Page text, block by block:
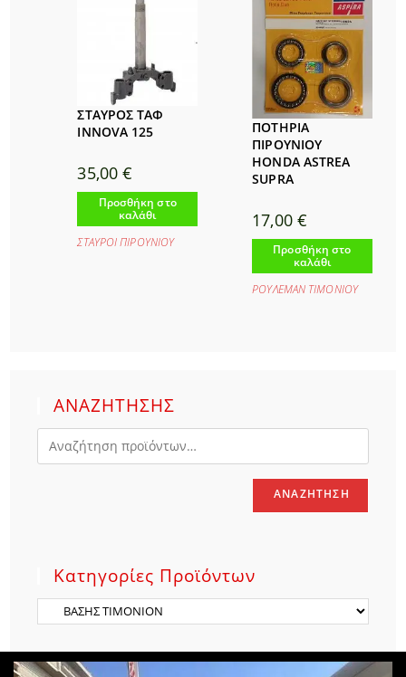
ΣΤΑΥΡΟΣ ΤΑΦ
INNOVA 125
35,00€
Προσθήκη στο
καλάθι
ΣΤΑΥΡΟΙ ΠΙΡΟΥΝΙΟΥ
ΠΟΤΗΡΙΑ
ΠΙΡΟΥΝΙΟΥ
HONDA ASTREA
SUPRA
17,00 €
Προσθήκη στο
καλάθι
ΡΟΥΛΕΜΑΝ ΤΙΜΟΝΙΟΥ
ΑΝΑΖΗΤΗΣΗΣ
ΑΝΑΖΉΤΗΣΗ
Κατηγορίες Προϊόντων